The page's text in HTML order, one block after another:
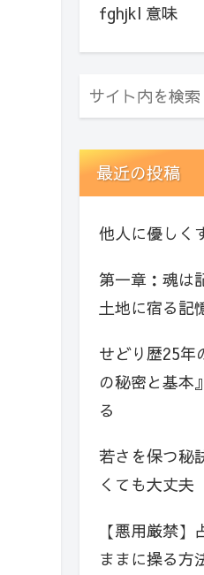
fghjkl 意味
最近の投稿
他人に優しく
第一章：魂は
土地に宿る記
せどり歴25年
の秘密と基本
る
若さを保つ秘
くても大丈夫
【悪用厳禁
ままに操る方